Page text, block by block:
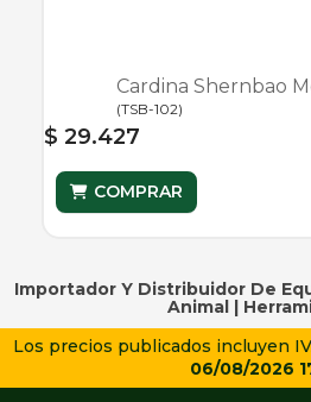
Cardina Shernbao
(TSB-102)
$ 29.427
COMPRAR
Importador Y Distribuidor De
Animal |
Los precios publicados incluyen
06/08/2026